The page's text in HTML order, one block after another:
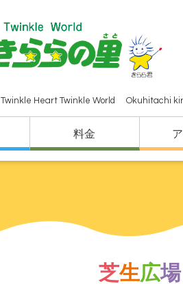
Twinkle Heart Twinkle World Okuhitachi
料金
芝生広場